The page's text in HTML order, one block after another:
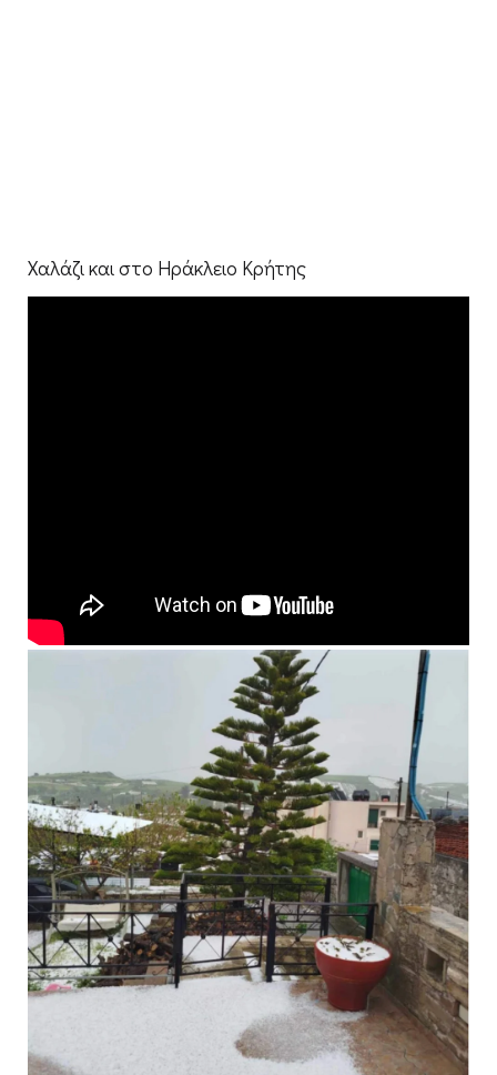
Χαλάζι και στο Ηράκλειο Κρήτης